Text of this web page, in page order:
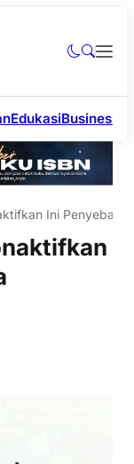
EdukasiBusiness
Ini Penyebab